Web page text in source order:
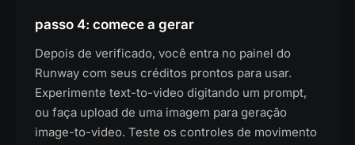
passo 4: comece a gerar
Depois de verificado, você entra no painel do
Runway com seus créditos prontos para usar.
Experimente text-to-video digitando um prompt,
ou faça upload de uma imagem para geração
image-to-video. Teste os controles de movimento